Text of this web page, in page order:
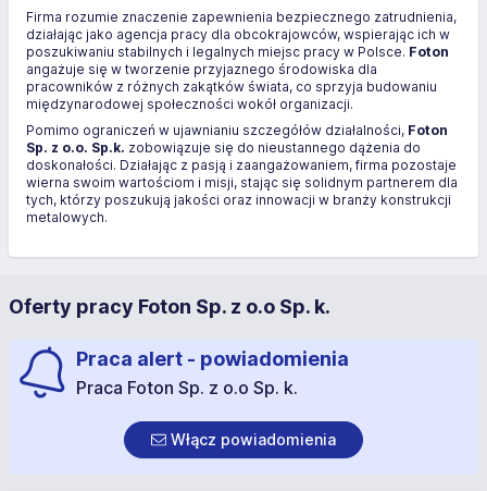
Firma rozumie znaczenie zapewnienia bezpiecznego zatrudnienia,
działając jako agencja pracy dla obcokrajowców, wspierając ich w
poszukiwaniu stabilnych i legalnych miejsc pracy w Polsce. Foton
angażuje się w tworzenie przyjaznego środowiska dla
pracowników z różnych zakątków świata, co sprzyja budowaniu
międzynarodowej społeczności wokół organizacji.
Pomimo ograniczeń w ujawnianiu szczegółów działalności, Foton
Sp. z o.o. Sp.k. zobowiązuje się do nieustannego dążenia do
doskonałości. Działając z pasją i zaangażowaniem, firma pozostaje
wierna swoim wartościom i misji, stając się solidnym partnerem dla
tych, którzy poszukują jakości oraz innowacji w branży konstrukcji
metalowych.
Oferty pracy Foton Sp. z o.o Sp. k.
Praca alert - powiadomienia
Praca Foton Sp. z o.o Sp. k.
Włącz powiadomienia